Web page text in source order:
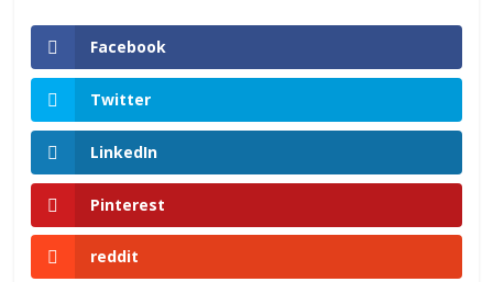
en
Colombia
|
Magazine
Facebook
Twitter
LinkedIn
Pinterest
reddit